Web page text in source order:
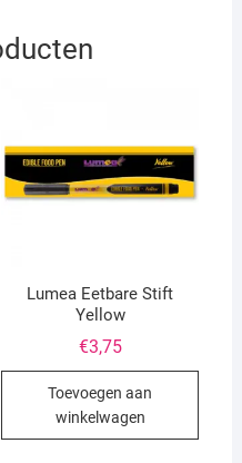
Lumea Eetbare Stift
Yellow
€3,75
Toevoegen aan
winkelwagen